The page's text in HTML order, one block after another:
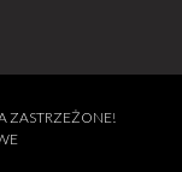
ZASTRZEŻONE!